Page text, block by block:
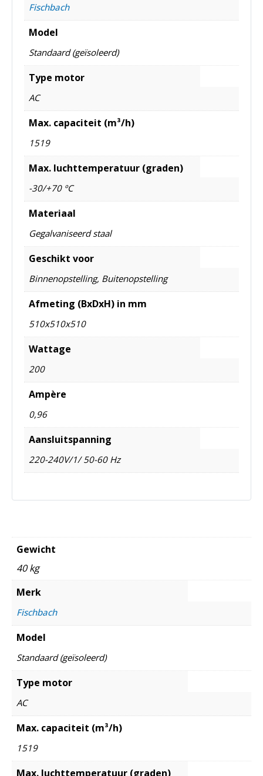
Fischbach
Model
Standaard (geïsoleerd)
Type motor
AC
Max. capaciteit (m³/h)
1519
Max. luchttemperatuur (graden)
-30/+70 ºC
Materiaal
Gegalvaniseerd staal
Geschikt voor
Binnenopstelling, Buitenopstelling
Afmeting (BxDxH) in mm
510x510x510
Wattage
200
Ampère
0,96
Aansluitspanning
220-240V/1/ 50-60 Hz
Gewicht
40 kg
Merk
Fischbach
Model
Standaard (geïsoleerd)
Type motor
AC
Max. capaciteit (m³/h)
1519
Max. luchttemperatuur (graden)